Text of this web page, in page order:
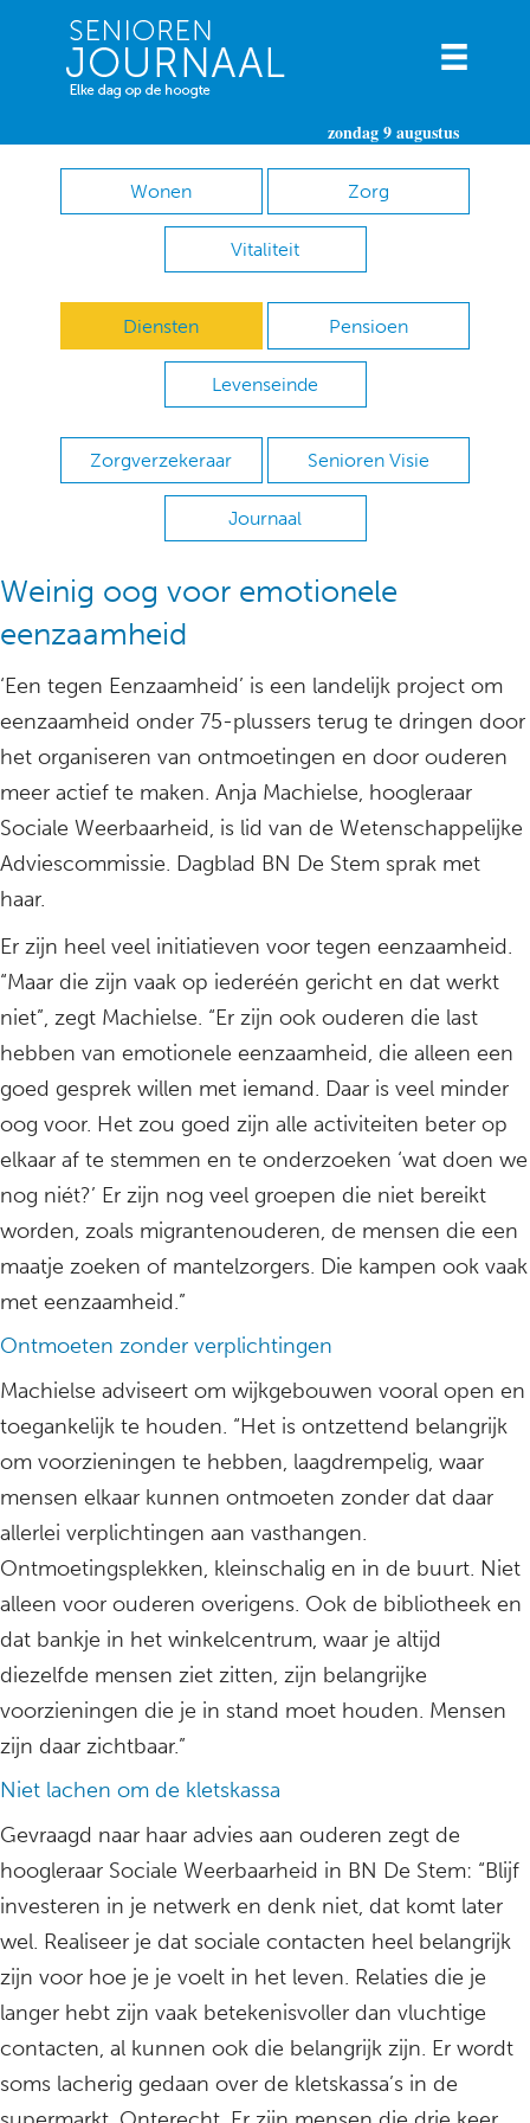
zondag 9 augustus
Wonen Zorg
Vitaliteit
Diensten Pensioen
Levenseinde
Zorgverzekeraar Senioren Visie
Journaal
Weinig oog voor emotionele
eenzaamheid
‘Een tegen Eenzaamheid’ is een landelijk project om
eenzaamheid onder 75-plussers terug te dringen door
het organiseren van ontmoetingen en door ouderen
meer actief te maken. Anja Machielse, hoogleraar
Sociale Weerbaarheid, is lid van de Wetenschappelijke
Adviescommissie. Dagblad BN De Stem sprak met
haar.
Er zijn heel veel initiatieven voor tegen eenzaamheid.
“Maar die zijn vaak op iederéén gericht en dat werkt
niet”, zegt Machielse. “Er zijn ook ouderen die last
hebben van emotionele eenzaamheid, die alleen een
goed gesprek willen met iemand. Daar is veel minder
oog voor. Het zou goed zijn alle activiteiten beter op
elkaar af te stemmen en te onderzoeken ‘wat doen we
nog niét?’ Er zijn nog veel groepen die niet bereikt
worden, zoals migrantenouderen, de mensen die een
maatje zoeken of mantelzorgers. Die kampen ook vaak
met eenzaamheid.”
Ontmoeten zonder verplichtingen
Machielse adviseert om wijkgebouwen vooral open en
toegankelijk te houden. “Het is ontzettend belangrijk
om voorzieningen te hebben, laagdrempelig, waar
mensen elkaar kunnen ontmoeten zonder dat daar
allerlei verplichtingen aan vasthangen.
Ontmoetingsplekken, kleinschalig en in de buurt. Niet
alleen voor ouderen overigens. Ook de bibliotheek en
dat bankje in het winkelcentrum, waar je altijd
diezelfde mensen ziet zitten, zijn belangrijke
voorzieningen die je in stand moet houden. Mensen
zijn daar zichtbaar.”
Niet lachen om de kletskassa
Gevraagd naar haar advies aan ouderen zegt de
hoogleraar Sociale Weerbaarheid in BN De Stem: “Blijf
investeren in je netwerk en denk niet, dat komt later
wel. Realiseer je dat sociale contacten heel belangrijk
zijn voor hoe je je voelt in het leven. Relaties die je
langer hebt zijn vaak betekenisvoller dan vluchtige
contacten, al kunnen ook die belangrijk zijn. Er wordt
soms lacherig gedaan over de kletskassa’s in de